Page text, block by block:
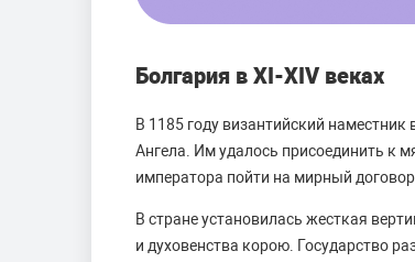
Болгария в XI-XIV веках
В 1185 году византийский
Ангела. Им удалось присоединить к
императора пойти на мирный
В стране установилась жесткая
и духовенства корою. Государство